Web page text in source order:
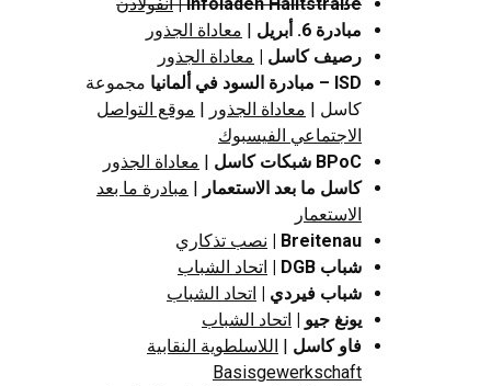
مبادرة 6. أبريل
| معاداة الجذور
رصيف كاسل | معاداة الجذور
ISD – مبادرة السود في ألمانيا
مجموعة
كاسل | معاداة الجذور | موقع التواصل
الاجتماعي الفيسبوك
BPoC شبكات كاسل
| معاداة الجذور
كاسل ما بعد الاستعمار | مبادرة ما بعد
الاستعمار
Breitenau
| نصب تذكاري
شباب DGB
| اتحاد الشباب
شباب فيردي | اتحاد الشباب
يونغ جيو | اتحاد الشباب
فاو كاسل | اللاسلطوية النقابية
Basisgewerkschaft